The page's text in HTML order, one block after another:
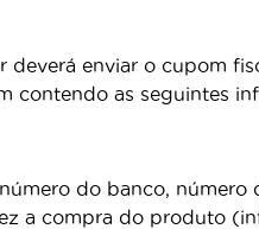
enviar o cupom
contendo as seguintes
do banco,
a compra do produto